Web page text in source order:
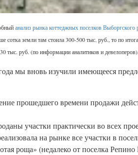
анализ рынка коттеджных поселков Выборгского
сотка земли там стоила 300-500 тыс. руб., то по
тыс. руб. (по информации аналитиков и девелоперов).
мы вновь изучили имеющееся
прошедшего времени продажи
участки практически во всех
на рынке все участки в
роща» (недалеко от поселка